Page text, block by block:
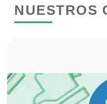
Cocinas
NUESTROS